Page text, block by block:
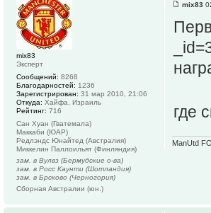
mix83
где
ManUtd
mix83
Эксперт
Сообщений: 8268
Благодарностей: 1236
Зарегистрирован: 31 мар 2010, 21:06
Откуда: Хайфа, Израиль
Рейтинг: 716
Сан Хуан (Гватемала)
Маккаби (ЮАР)
Редлэндс Юнайтед (Австралия)
Миккелин Паллоильят (Финляндия)
зам. в Вулвз (Бермудские о-ва)
зам. в Росс Каунти (Шотландия)
зам. в Брсково (Черногория)
Сборная Австралии (юн.)